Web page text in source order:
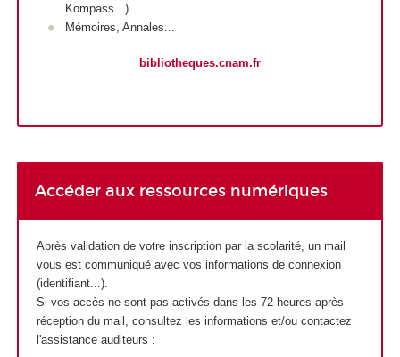
Kompass...)
Mémoires, Annales...
bibliotheques.cnam.fr
Accéder aux ressources numériques
Après validation de votre inscription par la scolarité, un mail
vous est communiqué avec vos informations de connexion
(identifiant...).
Si vos accès ne sont pas activés dans les 72 heures après
réception du mail, consultez les informations et/ou contactez
l'assistance auditeurs :